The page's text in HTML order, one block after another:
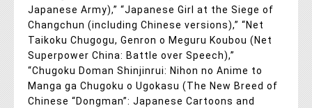
Japanese Army),” “Japanese Girl at the Siege of
Changchun (including Chinese versions),” “Net
Taikoku Chugogu, Genron o Meguru Koubou (Net
Superpower China: Battle over Speech),”
“Chugoku Doman Shinjinrui: Nihon no Anime to
Manga ga Chugoku o Ugokasu (The New Breed of
Chinese “Dongman”: Japanese Cartoons and